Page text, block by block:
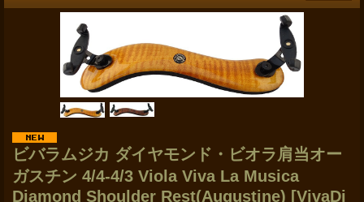
ビバラムジカ ダイヤモンド・ビオラ肩当オー
ガスチン 4/4-4/3 Viola Viva La Musica
Diamond Shoulder Rest(Augustine) [VivaDi